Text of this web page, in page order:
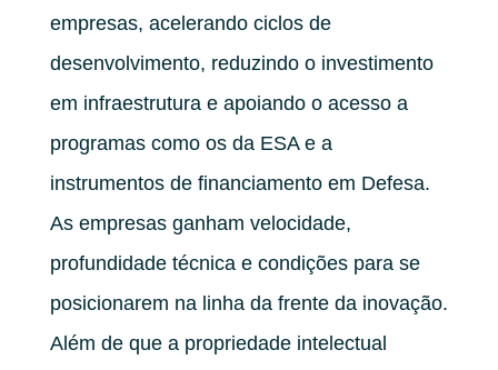
empresas, acelerando ciclos de
desenvolvimento, reduzindo o investimento
em infraestrutura e apoiando o acesso a
programas como os da ESA e a
instrumentos de financiamento em Defesa.
As empresas ganham velocidade,
profundidade técnica e condições para se
posicionarem na linha da frente da inovação.
Além de que a propriedade intelectual